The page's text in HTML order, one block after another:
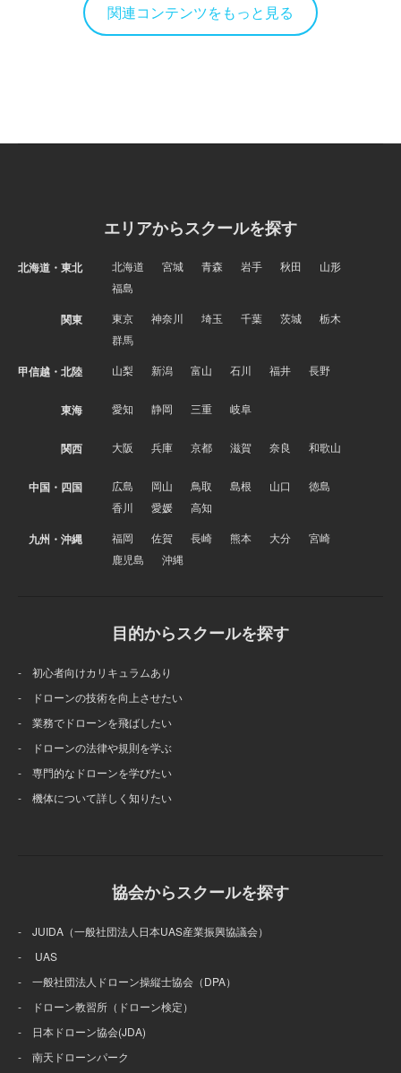
関連コンテンツをもっと見る
エリアからスクールを探す
北海道・東北 北海道 宮城 青森 岩手 秋田
山形
福島
関東 東京 神奈川 埼玉 千葉 茨城
栃木
群馬
甲信越・北陸 山梨 新潟 富山 石川 福井 長野
東海 愛知 静岡 三重 岐阜
関西 大阪 兵庫 京都 滋賀 奈良 和歌山
中国・四国 広島 岡山 鳥取 島根 山口
徳島
香川
愛媛 高知
九州・沖縄 福岡 佐賀 長崎 熊本 大分
宮崎
鹿児島
沖縄
目的からスクールを探す
- 初心者向けカリキュラムあり
- ドローンの技術を向上させたい
- 業務でドローンを飛ばしたい
- ドローンの法律や規則を学ぶ
- 専門的なドローンを学びたい
- 機体について詳しく知りたい
協会からスクールを探す
- JUIDA（一般社団法人日本UAS産業振興協議会）
- UAS
- 一般社団法人ドローン操縦士協会（DPA）
- ドローン教習所（ドローン検定）
- 日本ドローン協会(JDA)
- 南天ドローンパーク